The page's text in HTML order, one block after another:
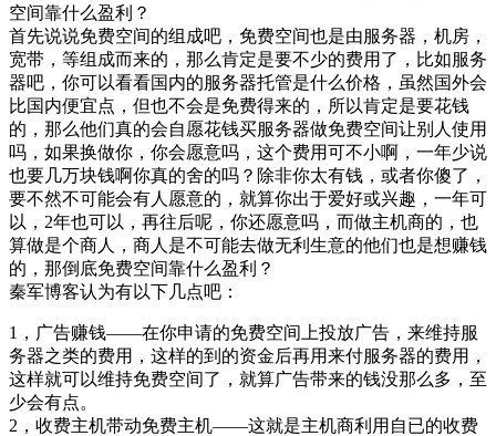
空间靠什么盈利？
首先说说免费空间的组成吧，免费空间也是由服务器，机房，
宽带，等组成而来的，那么肯定是要不少的费用了，比如服务
器吧，你可以看看国内的服务器托管是什么价格，虽然国外会
比国内便宜点，但也不会是免费得来的，所以肯定是要花钱
的，那么他们真的会自愿花钱买服务器做免费空间让别人使用
吗，如果换做你，你会愿意吗，这个费用可不小啊，一年少说
也要几万块钱啊你真的舍的吗？除非你太有钱，或者你傻了，
要不然不可能会有人愿意的，就算你出于爱好或兴趣，一年可
以，2年也可以，再往后呢，你还愿意吗，而做主机商的，也
算做是个商人，商人是不可能去做无利生意的他们也是想赚钱
的，那倒底免费空间靠什么盈利？
秦军博客认为有以下几点吧：
1，广告赚钱——在你申请的免费空间上投放广告，来维持服
务器之类的费用，这样的到的资金后再用来付服务器的费用，
这样就可以维持免费空间了，就算广告带来的钱没那么多，至
少会有点。
2，收费主机带动免费主机——这就是主机商利用自已的收费